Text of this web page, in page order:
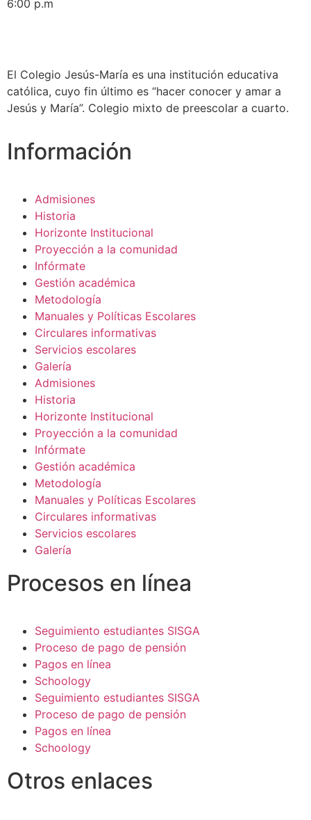
6:00 p.m
El Colegio Jesús-María es una institución educativa
católica, cuyo fin último es “hacer conocer y amar a
Jesús y María”. Colegio mixto de preescolar a cuarto.
Información
Admisiones
Historia
Horizonte Institucional
Proyección a la comunidad
Infórmate
Gestión académica
Metodología
Manuales y Políticas Escolares
Circulares informativas
Servicios escolares
Galería
Admisiones
Historia
Horizonte Institucional
Proyección a la comunidad
Infórmate
Gestión académica
Metodología
Manuales y Políticas Escolares
Circulares informativas
Servicios escolares
Galería
Procesos en línea
Seguimiento estudiantes SISGA
Proceso de pago de pensión
Pagos en línea
Schoology
Seguimiento estudiantes SISGA
Proceso de pago de pensión
Pagos en línea
Schoology
Otros enlaces